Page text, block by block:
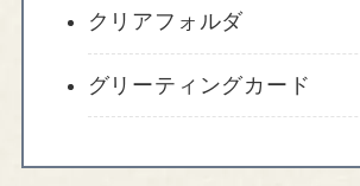
クリアフォルダ
グリーティングカード